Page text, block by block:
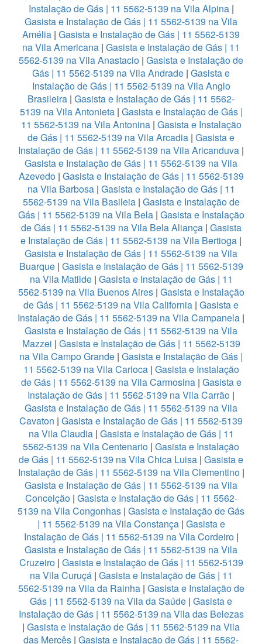
Instalação de Gás | 11 5562-5139 na Vila Alpina |
Gasista e Instalação de Gás | 11 5562-5139 na Vila
Amélia | Gasista e Instalação de Gás | 11 5562-5139
na Vila Americana | Gasista e Instalação de Gás | 11
5562-5139 na Vila Anastacio | Gasista e Instalação de
Gás | 11 5562-5139 na Vila Andrade | Gasista e
Instalação de Gás | 11 5562-5139 na Vila Anglo
Brasileira | Gasista e Instalação de Gás | 11 5562-
5139 na Vila Antonieta| Gasista e Instalação de Gás |
11 5562-5139 na Vila Antonina| Gasista e Instalação
de Gás | 11 5562-5139 na Vila Arcadia | Gasista e
Instalação de Gás | 11 5562-5139 na Vila Aricanduva |
Gasista e Instalação de Gás | 11 5562-5139 na Vila
Azevedo| Gasista e Instalação de Gás | 11 5562-5139
na Vila Barbosa| Gasista e Instalação de Gás | 11
5562-5139 na Vila Basileia| Gasista e Instalação de
Gás | 11 5562-5139 na Vila Bela| Gasista e Instalação
de Gás | 11 5562-5139 na Vila Bela Aliança| Gasista
e Instalação de Gás | 11 5562-5139 na Vila Bertioga |
Gasista e Instalação de Gás | 11 5562-5139 na Vila
Buarque| Gasista e Instalação de Gás | 11 5562-5139
na Vila Matilde| Gasista e Instalação de Gás | 11
5562-5139 na Vila Buenos Aires| Gasista e Instalação
de Gás | 11 5562-5139 na Vila California | Gasista e
Instalação de Gás | 11 5562-5139 na Vila Campanela |
Gasista e Instalação de Gás | 11 5562-5139 na Vila
Mazzei | Gasista e Instalação de Gás | 11 5562-5139
na Vila Campo Grande | Gasista e Instalação de Gás |
11 5562-5139 na Vila Carioca| Gasista e Instalação
de Gás | 11 5562-5139 na Vila Carmosina| Gasista e
Instalação de Gás | 11 5562-5139 na Vila Carrão |
Gasista e Instalação de Gás | 11 5562-5139 na Vila
Cavaton | Gasista e Instalação de Gás | 11 5562-5139
na Vila Claudia| Gasista e Instalação de Gás | 11
5562-5139 na Vila Centenario | Gasista e Instalação
de Gás | 11 5562-5139 na Vila Chica Luisa | Gasista e
Instalação de Gás | 11 5562-5139 na Vila Clementino|
Gasista e Instalação de Gás | 11 5562-5139 na Vila
Conceição| Gasista e Instalação de Gás | 11 5562-
5139 na Vila Congonhas | Gasista e Instalação de Gás
| 11 5562-5139 na Vila Constança| Gasista e
Instalação de Gás | 11 5562-5139 na Vila Cordeiro|
Gasista e Instalação de Gás | 11 5562-5139 na Vila
Cruzeiro | Gasista e Instalação de Gás | 11 5562-5139
na Vila Curuçá | Gasista e Instalação de Gás | 11
5562-5139 na Vila da Rainha | Gasista e Instalação de
Gás | 11 5562-5139 na Vila da Saúde | Gasista e
Instalação de Gás | 11 5562-5139 na Vila das Belezas
| Gasista e Instalação de Gás | 11 5562-5139 na Vila
das Mercês | Gasista e Instalação de Gás | 11 5562-